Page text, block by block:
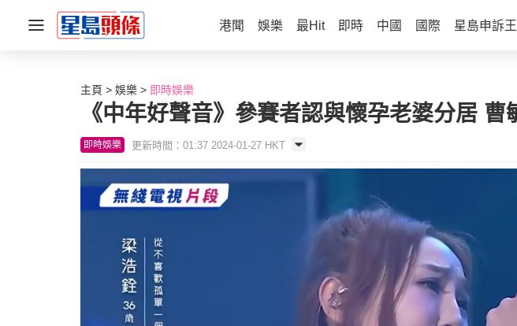
港聞 娛樂 最Hit 即時 中國 國際 星島申訴王
主頁 娛樂 即時娛樂
《中年好聲音》參賽者認與懷孕老婆分居
即時娛樂 更新時間：01:37 2024-01-27 HKT